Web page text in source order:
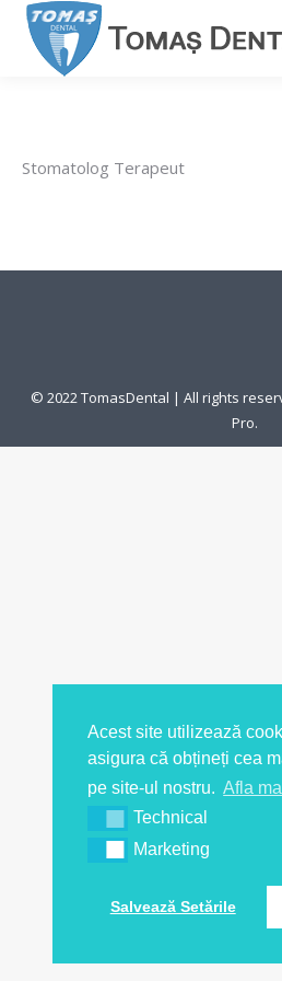
Acest site utilizează
asigura că obțineți cea
pe site-ul nostru. Afla
Technical
Marketing
Salvează Setările
Stomatolog Terapeut
© 2022 TomasDental | All rights
Pro.